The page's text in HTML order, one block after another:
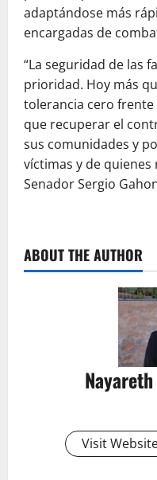
adaptándose más
encargadas de
“La seguridad de las
prioridad. Hoy más
tolerancia cero
que recuperar el
sus comunidades y
víctimas y de quienes
Senador Sergio
ABOUT THE AUTHOR
Visit